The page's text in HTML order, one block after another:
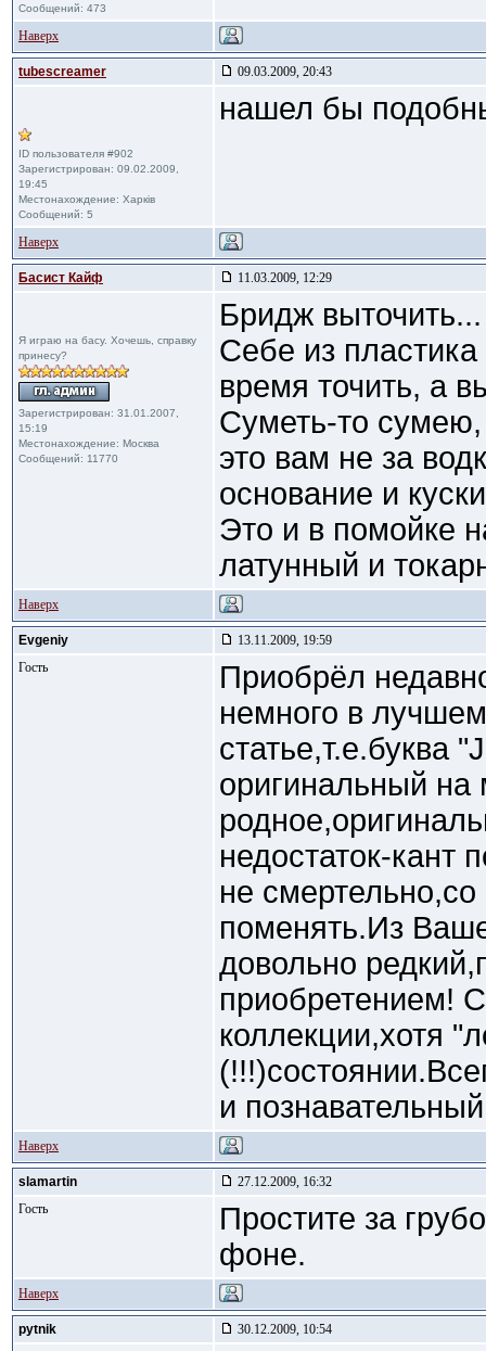
Сообщений: 473
Наверх
tubescreamer 09.03.2009, 20:43
ID пользователя #902
Зарегистрирован: 09.02.2009,
19:45
Местонахождение: Харків
Сообщений: 5
нашел бы
Наверх
Басист Кайф 11.03.2009, 12:29
Я играю на басу. Хочешь, справку
принесу?
Зарегистрирован: 31.01.2007,
15:19
Местонахождение: Москва
Сообщений: 11770
Бридж выточить...
Себе из
время точить, а
Суметь-то
это вам не за
основание и
Это и в помойке
латунный и
Наверх
Evgeniy
13.11.2009, 19:59
Гость
Приобрёл
немного в
статье,т.е.буква
оригинальный на
недостаток-кант
не
поменять.Из
довольно
приобретением!
коллекции,хотя
и
Наверх
slamartin
27.12.2009, 16:32
Гость
Простите за
фоне.
Наверх
pytnik
30.12.2009, 10:54